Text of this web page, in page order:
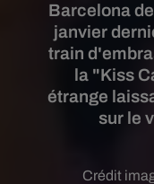
Barcelona
janvier
train
la "Kiss
étrange
sur le
Crédit